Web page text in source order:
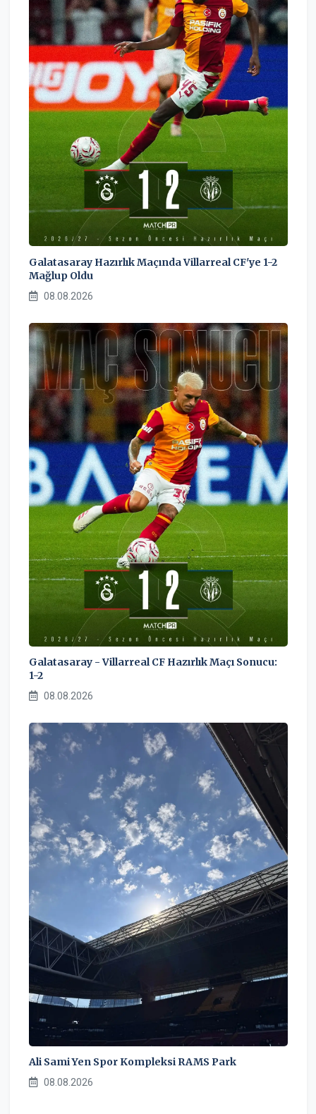
Galatasaray Hazırlık Maçında Villarreal CF'ye 1-2
Mağlup Oldu
08.08.2026
Galatasaray - Villarreal CF Hazırlık Maçı Sonucu:
1-2
08.08.2026
Ali Sami Yen Spor Kompleksi RAMS Park
08.08.2026